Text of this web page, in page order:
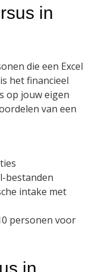
in
die een Excel
het financieel
op jouw eigen
van een
bestanden
intake met
personen voor
in